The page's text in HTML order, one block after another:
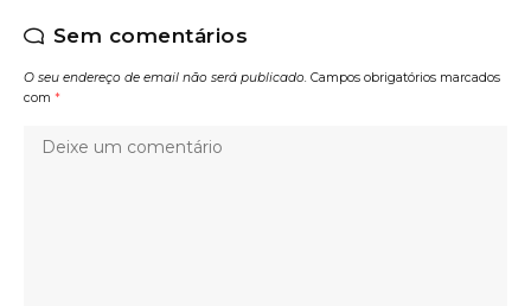
Sem comentários
O seu endereço de email não será publicado. Campos obrigatórios marcados
com *